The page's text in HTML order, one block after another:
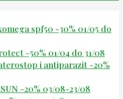
spf50 -30% 01/05 do
-50% 01/04 do 31/08
i antiparazit -20%
-20% 03/08-23/08